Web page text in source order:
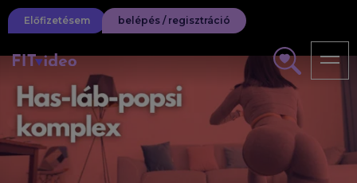
Előfizetésem belépés / regisztráció